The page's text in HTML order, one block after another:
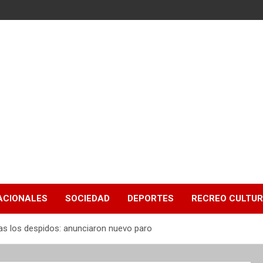
SOCIEDAD DEPORTES RECREO
los despidos: anunciaron nuevo paro